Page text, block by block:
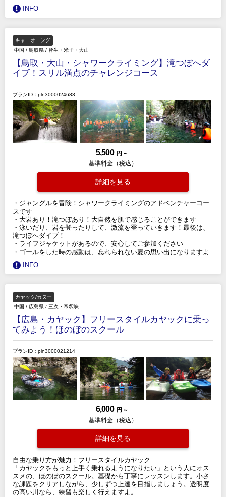
INFO
キャニオニング
中国 / 鳥取県 / 皆生・米子・大山
【鳥取・大山・シャワークライミング】滝つぼへダ
イブ！スリル満点のチャレンジコース
プランID：pln3000024683
5,500 円 ～
基準料金（税込）
詳細を見る
・ジャングルを冒険！シャワークライミングのアドベンチャーコー
スです
・大岩あり！滝つぼあり！大自然を肌で感じることができます
・泳いだり、岩を登ったりして、激流を登っていきます！最後は、
滝つぼへダイブ！
・ライフジャケットがあるので、安心してご参加ください
・ゴールをした時の感動は、忘れられない夏の思い出になりますよ
INFO
カヤック/カヌー
中国 / 広島県 / 三次・帝釈峡
【広島・カヤック】フリースタイルカヤックに乗っ
てみよう！ほのぼのスクール
プランID：pln3000021214
6,000 円 ～
基準料金（税込）
詳細を見る
自由な乗り方が魅力！フリースタイルカヤック
「カヤックをもっと上手く乗れるようになりたい」という人にオス
スメの、ほのぼのスクール。基礎から丁寧にレッスンします。小さ
な課題をクリアしながら、少しずつ上達を目指しましょう。透明度
の高い川なら、練習も楽しく行えますよ。